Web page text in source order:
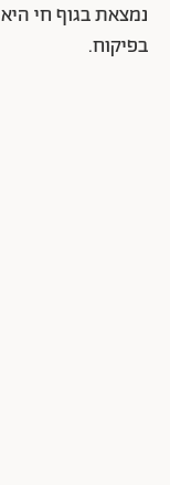
נמצאת בגוף חי
בפיקוח.